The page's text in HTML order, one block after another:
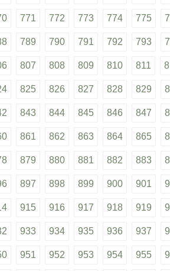
771 772 773 774 775
789 790 791 792 793
807 808 809 810 811
825 826 827 828 829
843 844 845 846 847
861 862 863 864 865
879 880 881 882 883
897 898 899 900 901
915 916 917 918 919
933 934 935 936 937
951 952 953 954 955